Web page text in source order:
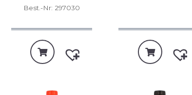
Best.-Nr: 297030